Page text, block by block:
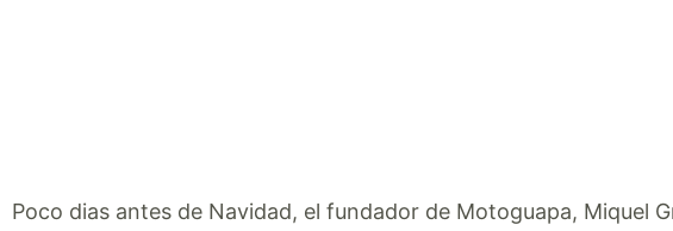
Poco dias antes de Navidad, el fundador de Motoguapa, Miquel